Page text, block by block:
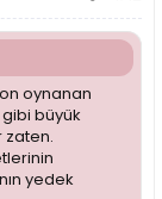
oynanan
büyük
zaten.
yedek